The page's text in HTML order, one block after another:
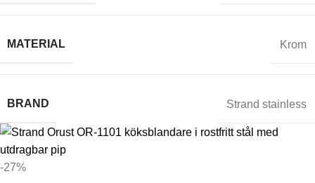
MATERIAL Krom
BRAND Strand stainless
-27%